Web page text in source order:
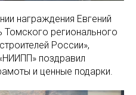
награждения Евгений
регионального
России»,
поздравил
и ценные подарки.